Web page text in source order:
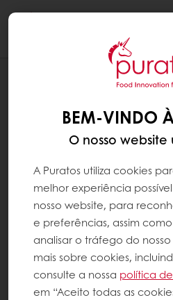
RECEITAS
GATEAU
BEM-VINDO
O nosso
A Puratos utiliza cookies
melhor experiência
nosso website, para
e preferências, assim
analisar o tráfego do
mais sobre cookies,
consulte a nossa política
em “Aceito todas as